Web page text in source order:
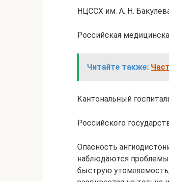
НЦССХ им. А. Н.
Российская
Читайте также:
Кантональный
Российского
Опасность
наблюдаются
быструю